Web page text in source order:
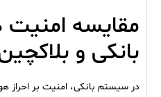
مقایسه
بانکی و
در سیستم بانکی، امنیت بر احراز